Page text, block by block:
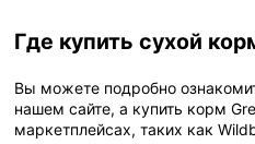
Где купить сухой
Вы можете подробно
нашем сайте, а купить корм
маркетплейсах, таких как